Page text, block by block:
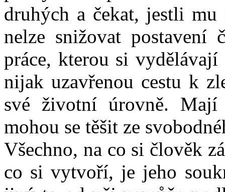
druhých a čekat, jestli
nelze snižovat postavení
práce, kterou si
nijak uzavřenou cestu k
své životní úrovně. Mají
mohou se těšit ze
Všechno, na co si člověk
co si vytvoří, je jeho